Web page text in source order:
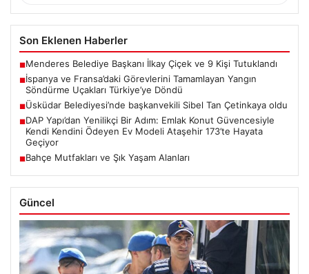
Son Eklenen Haberler
■Menderes Belediye Başkanı İlkay Çiçek ve 9 Kişi Tutuklandı
■İspanya ve Fransa’daki Görevlerini Tamamlayan Yangın
Söndürme Uçakları Türkiye’ye Döndü
■Üsküdar Belediyesi’nde başkanvekili Sibel Tan Çetinkaya oldu
■DAP Yapı’dan Yenilikçi Bir Adım: Emlak Konut Güvencesiyle
Kendi Kendini Ödeyen Ev Modeli Ataşehir 173’te Hayata
Geçiyor
■Bahçe Mutfakları ve Şık Yaşam Alanları
Güncel